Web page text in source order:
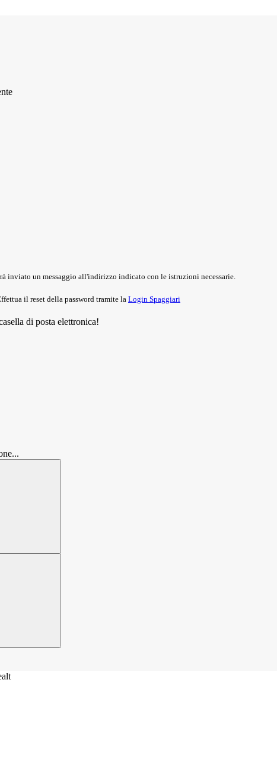
inviato un messaggio all'indirizzo indicato con le istruzioni necessarie.
il reset della password tramite la Login Spaggiari
di posta elettronica!